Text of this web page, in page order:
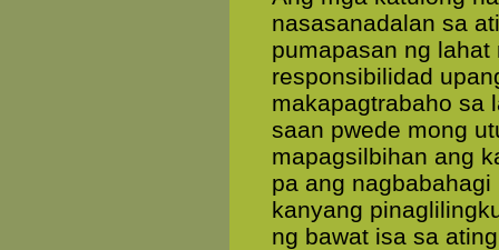
nasasanadalan sa
pumapasan ng
responsibilidad
makapagtrabaho sa
saan pwede mong
mapagsilbihan ang
pa ang
kanyang
ng bawat isa sa